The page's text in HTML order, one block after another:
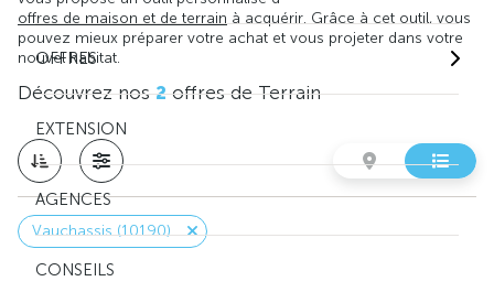
OFFRES
EXTENSION
AGENCES
CONSEILS
offres de maison et de terrain à acquérir. Grâce à cet outil, vous
pouvez mieux préparer votre achat et vous projeter dans votre
nouvel habitat.
Découvrez nos2offres de Terrain
Vauchassis (10190)